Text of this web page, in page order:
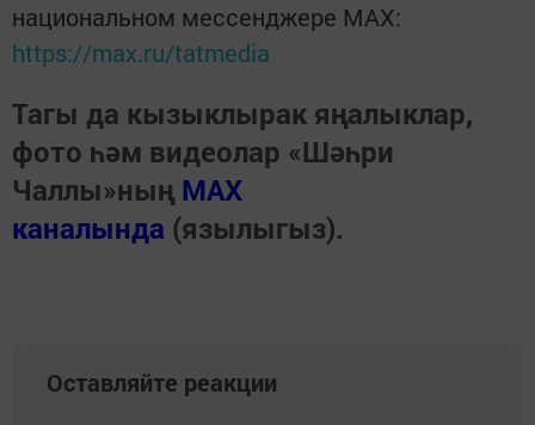
национальном мессенджере MАХ:
https://max.ru/tatmedia
Тагы да кызыклырак яңалыклар,
фото һәм видеолар «Шәһри
Чаллы»ның MAX
каналында (язылыгыз).
Оставляйте реакции